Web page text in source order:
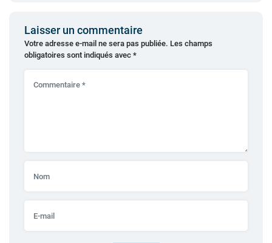
Laisser un commentaire
Votre adresse e-mail ne sera pas publiée. Les champs
obligatoires sont indiqués avec *